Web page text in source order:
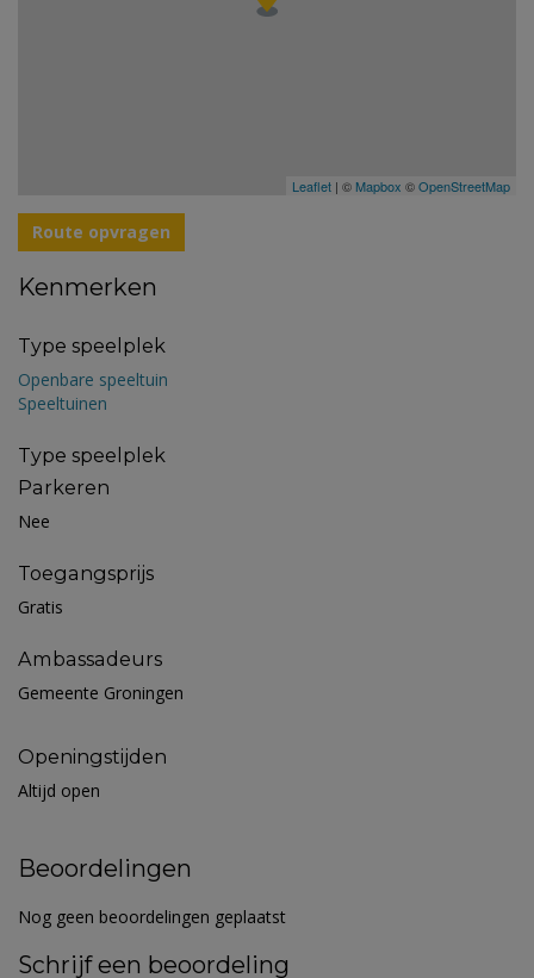
Leaflet | © Mapbox ©OpenStreetMap
Route opvragen
Kenmerken
Type speelplek
Openbare speeltuin
Speeltuinen
Type speelplek
Parkeren
Nee
Toegangsprijs
Gratis
Ambassadeurs
Gemeente Groningen
Openingstijden
Altijd open
Beoordelingen
Nog geen beoordelingen geplaatst
Schrijf een beoordeling